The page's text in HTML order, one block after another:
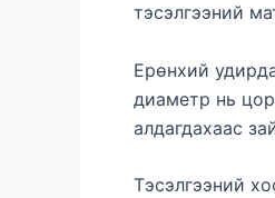
тэсэлгээний
Ерөнхий
диаметр нь
алдагдахаас
Тэсэлгээний